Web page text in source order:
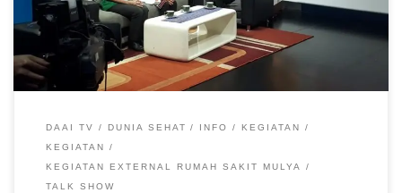
DAAI TV DUNIA SEHAT INFO
KEGIATAN
KEGIATAN
KEGIATAN EXTERNAL RUMAH SAKIT MULYA
TALK SHOW